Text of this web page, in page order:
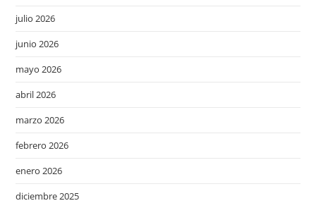
julio 2026
junio 2026
mayo 2026
abril 2026
marzo 2026
febrero 2026
enero 2026
diciembre 2025